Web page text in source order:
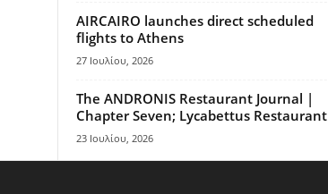
AIRCAIRO launches direct scheduled
flights to Athens
27 Ιουλίου, 2026
The ANDRONIS Restaurant Journal |
Chapter Seven; Lycabettus Restaurant
23 Ιουλίου, 2026